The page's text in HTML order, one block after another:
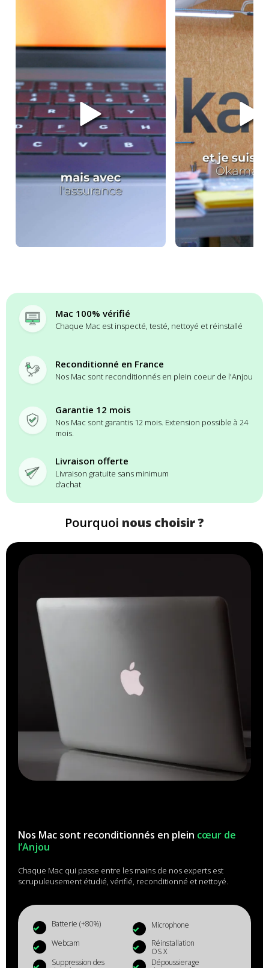
Mac 100% vérifié
Chaque Mac est inspecté, testé, nettoyé et réinstallé
Reconditionné en France
Nos Mac sont reconditionnés en plein coeur de l'Anjou
Garantie 12 mois
Nos Mac sont garantis 12 mois. Extension possible à 24
mois.
Livraison offerte
Livraison gratuite sans minimum
d’achat
Pourquoi nous choisir ?
Nos Mac sont reconditionnés en plein cœur de
l’Anjou
Chaque Mac qui passe entre les mains de nos experts est
scrupuleusement étudié, vérifié, reconditionné et nettoyé.
Batterie (+80%)
Microphone
Webcam
Réinstallation
OS X
Suppression des
Dépoussierage